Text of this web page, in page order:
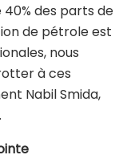
des parts de
de pétrole est
nous
à ces
Nabil Smida,